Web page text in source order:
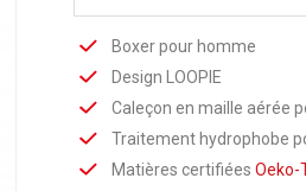
Boxer pour homme
Design LOOPIE
Caleçon en maille aérée
Traitement hydrophobe
Matières certifiées Oeko-